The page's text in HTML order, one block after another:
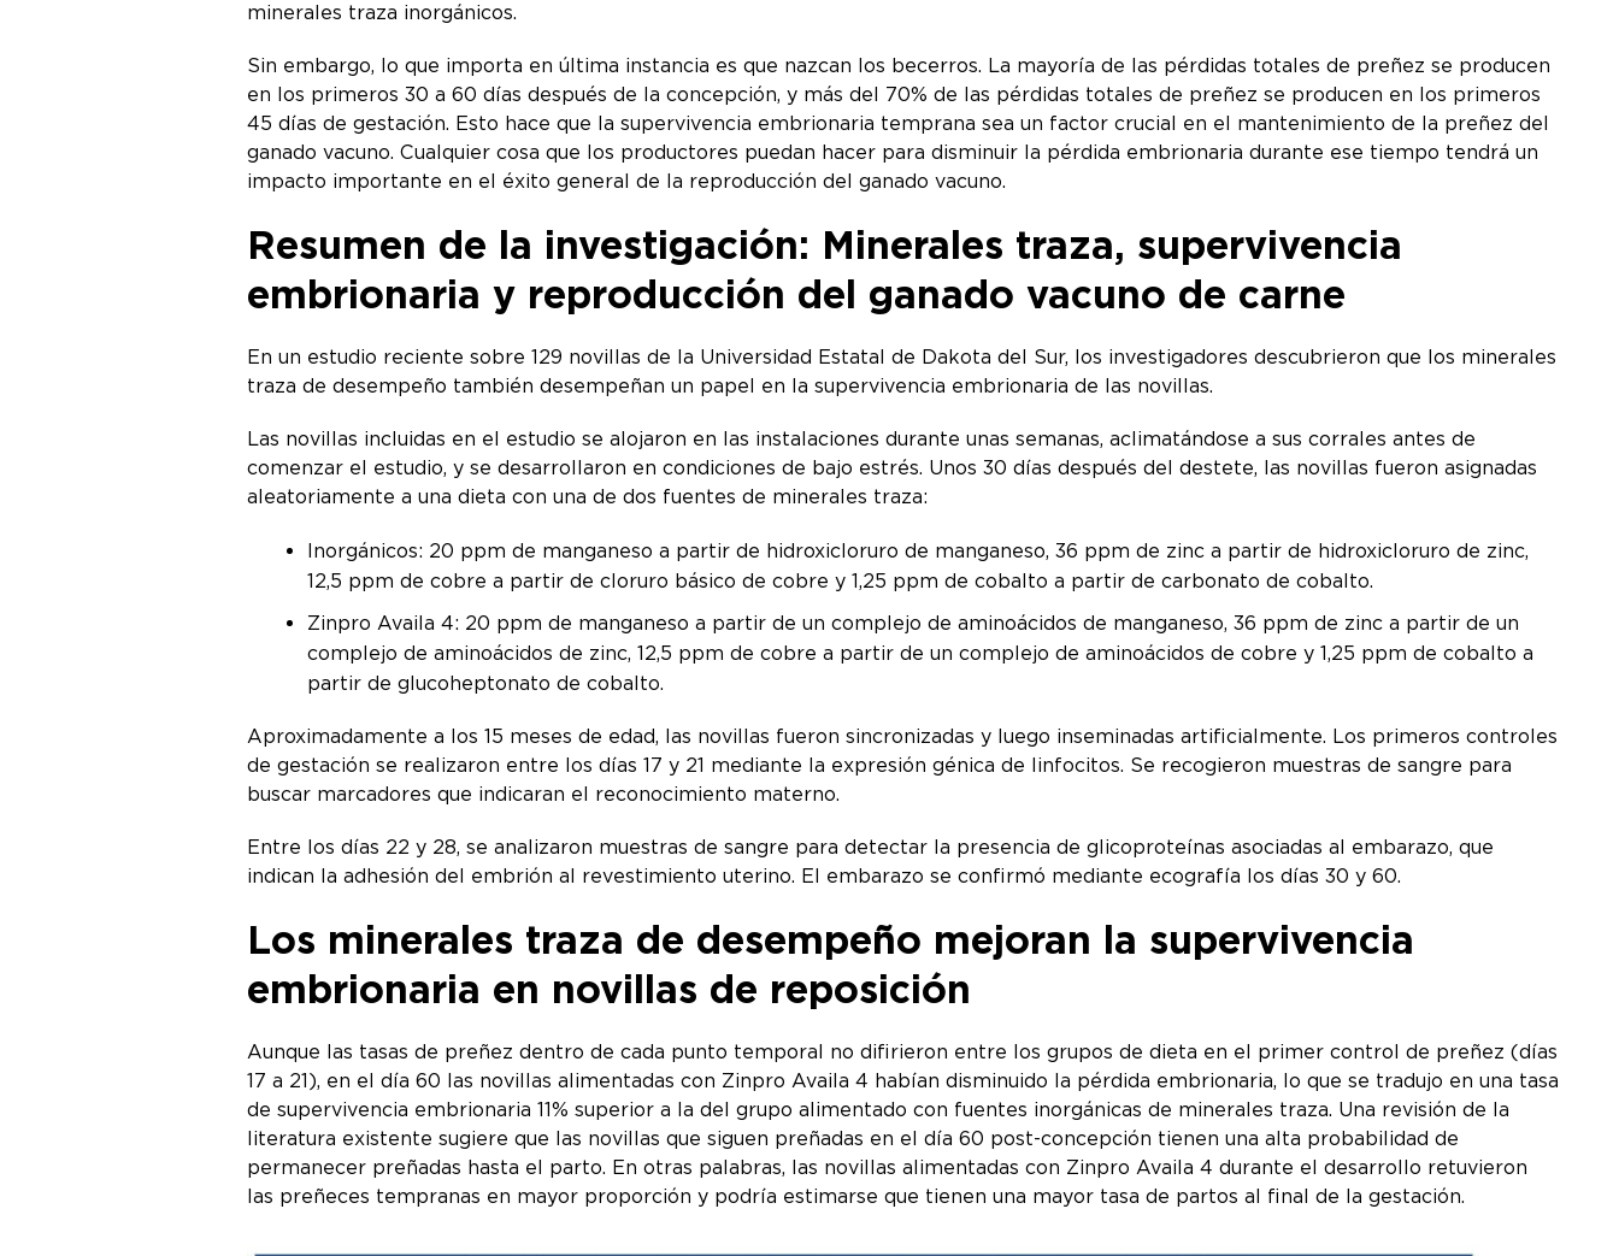
minerales traza inorgánicos.
Sin embargo, lo que importa en última instancia es que nazcan los becerros. La mayoría de las pérdidas totales de preñez se producen
en los primeros 30 a 60 días después de la concepción, y más del 70% de las pérdidas totales de preñez se producen en los primeros
45 días de gestación. Esto hace que la supervivencia embrionaria temprana sea un factor crucial en el mantenimiento de la preñez del
ganado vacuno. Cualquier cosa que los productores puedan hacer para disminuir la pérdida embrionaria durante ese tiempo tendrá un
impacto importante en el éxito general de la reproducción del ganado vacuno.
Resumen de la investigación: Minerales traza, supervivencia
embrionaria y reproducción del ganado vacuno de carne
En un estudio reciente sobre 129 novillas de la Universidad Estatal de Dakota del Sur, los investigadores descubrieron que los minerales
traza de desempeño también desempeñan un papel en la supervivencia embrionaria de las novillas.
Las novillas incluidas en el estudio se alojaron en las instalaciones durante unas semanas, aclimatándose a sus corrales antes de
comenzar el estudio, y se desarrollaron en condiciones de bajo estrés. Unos 30 días después del destete, las novillas fueron asignadas
aleatoriamente a una dieta con una de dos fuentes de minerales traza:
Inorgánicos: 20 ppm de manganeso a partir de hidroxicloruro de manganeso, 36 ppm de zinc a partir de hidroxicloruro de zinc,
12,5 ppm de cobre a partir de cloruro básico de cobre y 1,25 ppm de cobalto a partir de carbonato de cobalto.
Zinpro Availa 4: 20 ppm de manganeso a partir de un complejo de aminoácidos de manganeso, 36 ppm de zinc a partir de un
complejo de aminoácidos de zinc, 12,5 ppm de cobre a partir de un complejo de aminoácidos de cobre y 1,25 ppm de cobalto a
partir de glucoheptonato de cobalto.
Aproximadamente a los 15 meses de edad, las novillas fueron sincronizadas y luego inseminadas artificialmente. Los primeros controles
de gestación se realizaron entre los días 17 y 21 mediante la expresión génica de linfocitos. Se recogieron muestras de sangre para
buscar marcadores que indicaran el reconocimiento materno.
Entre los días 22 y 28, se analizaron muestras de sangre para detectar la presencia de glicoproteínas asociadas al embarazo, que
indican la adhesión del embrión al revestimiento uterino. El embarazo se confirmó mediante ecografía los días 30 y 60.
Los minerales traza de desempeño mejoran la supervivencia
embrionaria en novillas de reposición
Aunque las tasas de preñez dentro de cada punto temporal no difirieron entre los grupos de dieta en el primer control de preñez (días
17 a 21), en el día 60 las novillas alimentadas con Zinpro Availa 4 habían disminuido la pérdida embrionaria, lo que se tradujo en una tasa
de supervivencia embrionaria 11% superior a la del grupo alimentado con fuentes inorgánicas de minerales traza. Una revisión de la
literatura existente sugiere que las novillas que siguen preñadas en el día 60 post-concepción tienen una alta probabilidad de
permanecer preñadas hasta el parto. En otras palabras, las novillas alimentadas con Zinpro Availa 4 durante el desarrollo retuvieron
las preñeces tempranas en mayor proporción y podría estimarse que tienen una mayor tasa de partos al final de la gestación.